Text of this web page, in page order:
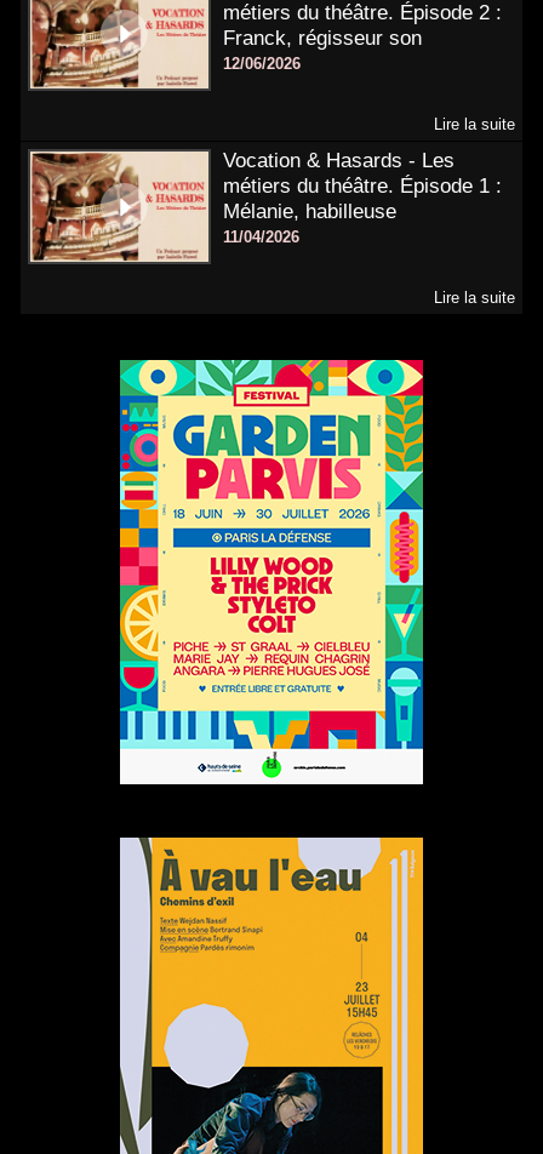
métiers du théâtre. Épisode 2 :
Franck, régisseur son
12/06/2026
Lire la suite
Vocation & Hasards - Les
métiers du théâtre. Épisode 1 :
Mélanie, habilleuse
11/04/2026
Lire la suite